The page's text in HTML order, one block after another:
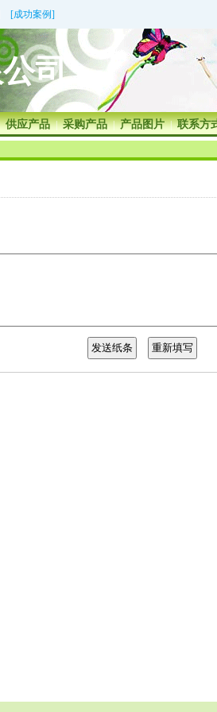
[成功案例]
司
供应产品 | 采购产品 | 产品图片 | 联系方